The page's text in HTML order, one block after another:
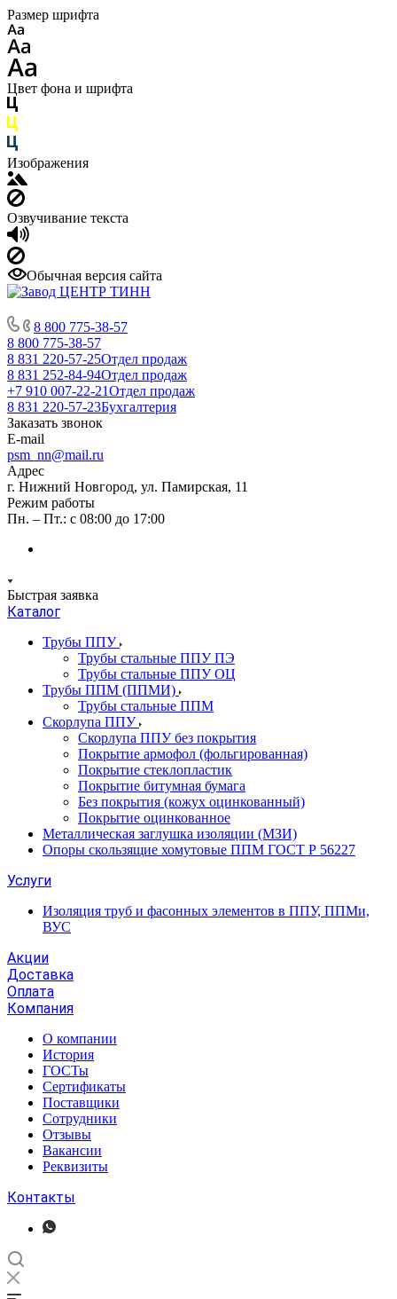
Размер шрифта
Цвет фона и шрифта
Изображения
Озвучивание текста
Обычная версия сайта
8 800 775-38-57
8 800 775-38-57
8 831 220-57-25Отдел продаж
8 831 252-84-94Отдел продаж
+7 910 007-22-21Отдел продаж
8 831 220-57-23Бухгалтерия
Заказать звонок
E-mail
psm_nn@mail.ru
Адрес
г. Нижний Новгород, ул. Памирская, 11
Режим работы
Пн. – Пт.: с 08:00 до 17:00
Быстрая заявка
Каталог
Трубы ППУ
Трубы стальные ППУ ПЭ
Трубы стальные ППУ ОЦ
Трубы ППМ (ППМИ)
Трубы стальные ППМ
Скорлупа ППУ
Скорлупа ППУ без покрытия
Покрытие армофол (фольгированная)
Покрытие стеклопластик
Покрытие битумная бумага
Без покрытия (кожух оцинкованный)
Покрытие оцинкованное
Металлическая заглушка изоляции (МЗИ)
Опоры скользящие хомутовые ППМ ГОСТ Р 56227
Услуги
Изоляция труб и фасонных элементов в ППУ, ППМи,
ВУС
Акции
Доставка
Оплата
Компания
О компании
История
ГОСТы
Сертификаты
Поставщики
Сотрудники
Отзывы
Вакансии
Реквизиты
Контакты